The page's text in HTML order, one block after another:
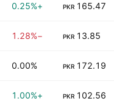
165.47
PKR
+0.25%
13.85
PKR
−1.28%
172.19
PKR
0.00%
102.56
PKR
+1.00%